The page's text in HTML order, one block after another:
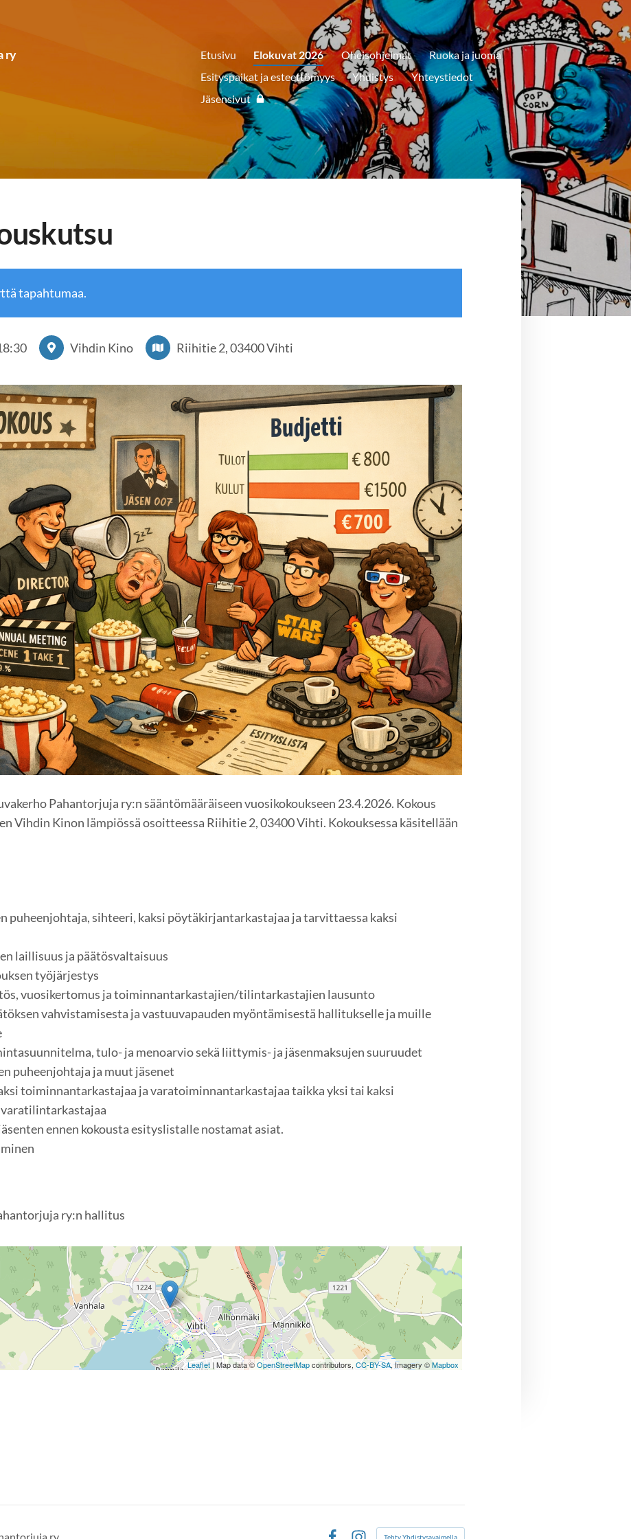
ry Etusivu Elokuvat 2026 Oheisohjelmat
Ruoka ja juoma
Esityspaikat ja esteettömyys
Yhdistys
Yhteystiedot
Jäsensivut
tapahtumaa.
Vihdin Kino Riihitie 2, 03400 Vihti
Pahantorjuja ry:n sääntömääräiseen vuosikokoukseen 23.4.2026. Kokous
Vihdin Kinon lämpiössä osoitteessa Riihitie 2, 03400 Vihti. Kokouksessa käsitellään
puheenjohtaja, sihteeri, kaksi pöytäkirjantarkastajaa ja tarvittaessa kaksi
laillisuus ja päätösvaltaisuus
työjärjestys
vuosikertomus ja toiminnantarkastajien/tilintarkastajien lausunto
vahvistamisesta ja vastuuvapauden myöntämisestä hallitukselle ja muille
tulo- ja menoarvio sekä liittymis- ja jäsenmaksujen suuruudet
puheenjohtaja ja muut jäsenet
toiminnantarkastajaa ja varatoiminnantarkastajaa taikka yksi tai kaksi
ennen kokousta esityslistalle nostamat asiat.
ry:n hallitus
Leaflet| Map data ©OpenStreetMapcontributors, CC-BY-SA, Imagery ©Mapbox
Tehty Yhdistysavaimella